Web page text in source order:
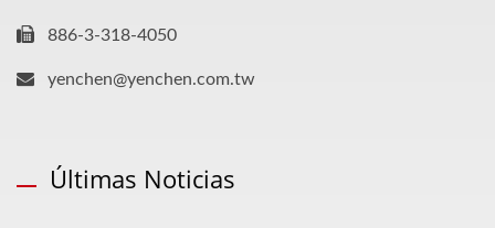
886-3-318-4050
yenchen@yenchen.com.tw
Últimas Noticias